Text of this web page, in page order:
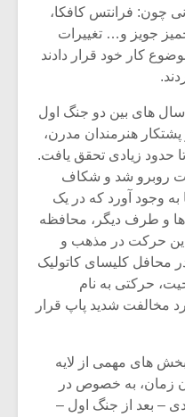
چون: فرانتس کافکا،
جویز و… تغییرات
کار خود قرار دادند
سال های بین دو جنگ اول
هنرمندان مدرن،
حدود زیادی تحقق یافت.
روبرو شد و شکاف
وجود آورد که در یک
و طرف دیگر، محافظه
این حرکت در مذهب و
محافل کلیسای کاتولیک
حرکتی به نام
مخالفت شدید پاپ قرار
های مهمی از لایه
زمان، به خصوص در
– بعد از جنگ اول –
برگزار
سکانسی